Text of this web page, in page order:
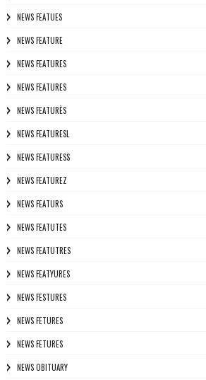
NEWS FEATUES
NEWS FEATURE
NEWS FEATURES
NEWS FEATURES
NEWS FEATURÈS
NEWS FEATURESL
NEWS FEATURESS
NEWS FEATUREZ
NEWS FEATURS
NEWS FEATUTES
NEWS FEATUTRES
NEWS FEATYURES
NEWS FESTURES
NEWS FETURES
NEWS FETURES
NEWS OBITUARY